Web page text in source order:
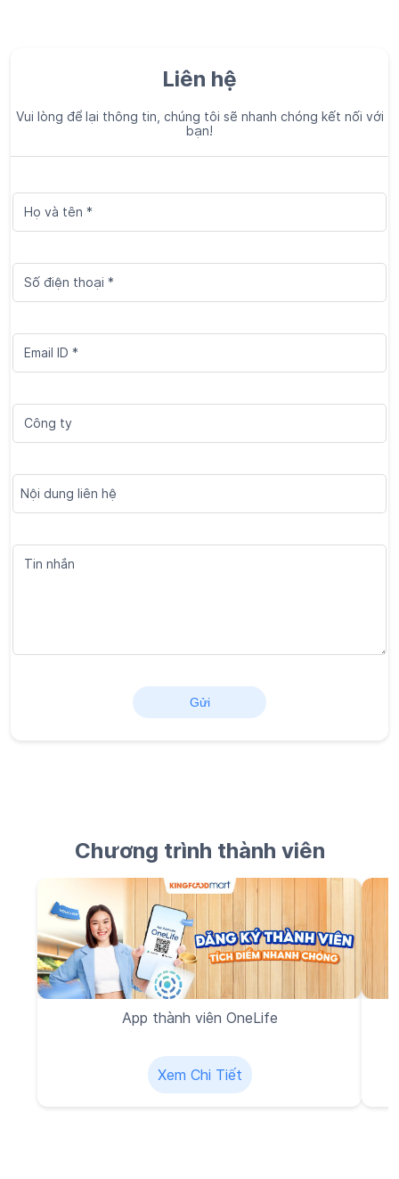
Liên hệ
Vui lòng để lại thông tin, chúng tôi sẽ nhanh chóng kết nối với
bạn!
Chương trình thành viên
App thành viên OneLife
Xem Chi Tiết